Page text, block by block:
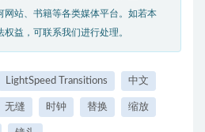
网站、书籍等各类媒体平台。如若本
益，可联系我们进行处理。
LightSpeed Transitions 中文
无缝 时钟 替换 缩放